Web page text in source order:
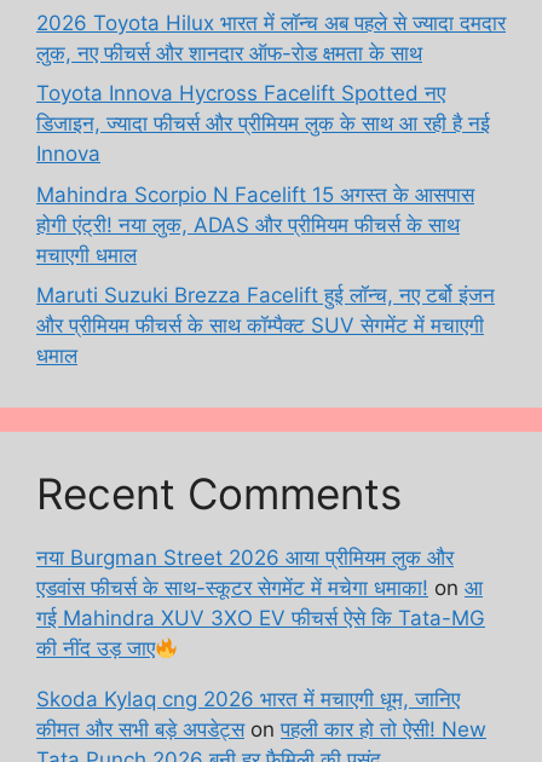
2026 Toyota Hilux भारत में लॉन्च अब पहले से ज्यादा दमदार
लुक, नए फीचर्स और शानदार ऑफ-रोड क्षमता के साथ
Toyota Innova Hycross Facelift Spotted नए
डिजाइन, ज्यादा फीचर्स और प्रीमियम लुक के साथ आ रही है नई
Innova
Mahindra Scorpio N Facelift 15 अगस्त के आसपास
होगी एंट्री! नया लुक, ADAS और प्रीमियम फीचर्स के साथ
मचाएगी धमाल
Maruti Suzuki Brezza Facelift हुई लॉन्च, नए टर्बो इंजन
और प्रीमियम फीचर्स के साथ कॉम्पैक्ट SUV सेगमेंट में मचाएगी
धमाल
Recent Comments
नया Burgman Street 2026 आया प्रीमियम लुक और
एडवांस फीचर्स के साथ-स्कूटर सेगमेंट में मचेगा धमाका! on आ
गई Mahindra XUV 3XO EV फीचर्स ऐसे कि Tata-MG
की नींद उड़ जाए
Skoda Kylaq cng 2026 भारत में मचाएगी धूम, जानिए
कीमत और सभी बड़े अपडेट्सonपहली कार हो तो ऐसी! New